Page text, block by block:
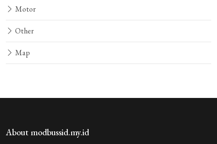
Motor
Other
Map
About modbussid.my.id